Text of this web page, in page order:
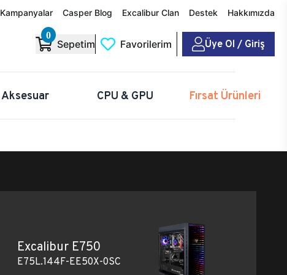
Kampanyalar Casper Blog Excalibur Clan Destek Hakkımızda
0
Sepetim Favorilerim Üye Ol / Giriş
Aksesuar CPU & GPU Fırsat Ürünleri
Excalibur E750
E75L.144F-EE50X-0SC